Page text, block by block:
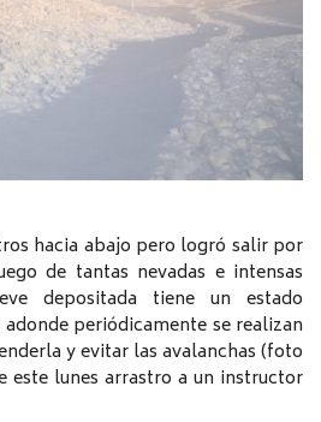
hacia abajo pero logró salir por
de tantas nevadas e intensas
depositada tiene un estado
periódicamente se realizan
y evitar las avalanchas (foto
este lunes arrastro a un instructor